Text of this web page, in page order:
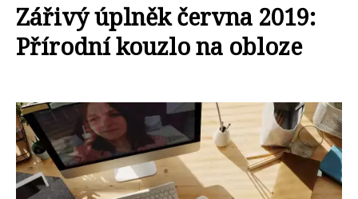
Zářivý úplněk června 2019:
Přírodní kouzlo na obloze